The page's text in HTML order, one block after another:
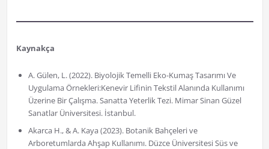
Kaynakça
A. Gülen, L. (2022). Biyolojik Temelli Eko-Kumaş Tasarımı Ve
Uygulama Örnekleri:Kenevir Lifinin Tekstil Alanında Kullanımı
Üzerine Bir Çalışma. Sanatta Yeterlik Tezi. Mimar Sinan Güzel
Sanatlar Üniversitesi. İstanbul.
Akarca H., & A. Kaya (2023). Botanik Bahçeleri ve
Arboretumlarda Ahşap Kullanımı. Düzce Üniversitesi Süs ve